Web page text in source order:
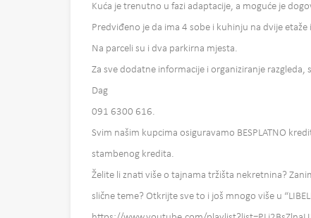
Kuća je trenutno u fazi adaptacije, a moguće je
Predviđeno je da ima 4 sobe i kuhinju na dvije
Na parceli su i dva parkirna mjesta.
Za sve dodatne informacije i organiziranje razgleda,
Dag
091 6300 616.
Svim našim kupcima osiguravamo BESPLATNO
stambenog kredita.
Želite li znati više o tajnama tržišta nekretnina?
slične teme? Otkrijte sve to i još mnogo više u